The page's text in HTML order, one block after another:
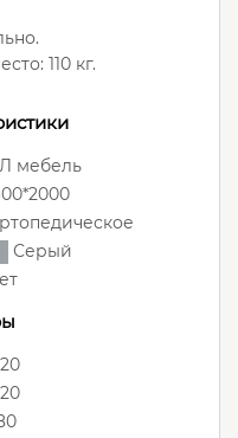
110 кг.
мебель
Серый